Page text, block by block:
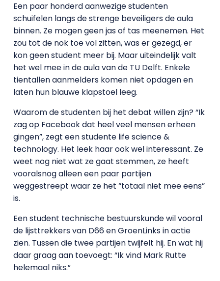
Een paar honderd aanwezige studenten
schuifelen langs de strenge beveiligers de aula
binnen. Ze mogen geen jas of tas meenemen. Het
zou tot de nok toe vol zitten, was er gezegd, er
kon geen student meer bij. Maar uiteindelijk valt
het wel mee in de aula van de TU Delft. Enkele
tientallen aanmelders komen niet opdagen en
laten hun blauwe klapstoel leeg.
Waarom de studenten bij het debat willen zijn? “Ik
zag op Facebook dat heel veel mensen erheen
gingen”, zegt een studente life science &
technology. Het leek haar ook wel interessant. Ze
weet nog niet wat ze gaat stemmen, ze heeft
vooralsnog alleen een paar partijen
weggestreept waar ze het “totaal niet mee eens”
is.
Een student technische bestuurskunde wil vooral
de lijsttrekkers van D66 en GroenLinks in actie
zien. Tussen die twee partijen twijfelt hij. En wat hij
daar graag aan toevoegt: “Ik vind Mark Rutte
helemaal niks.”